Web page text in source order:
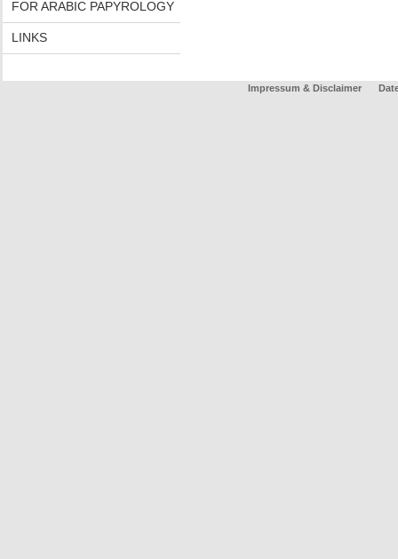
FOR ARABIC PAPYROLOGY
LINKS
Impressum & Disclaimer